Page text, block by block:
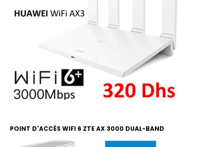
POINT D'ACCÈS WIFI 6 ZTE AX 3000 DUAL-BAND